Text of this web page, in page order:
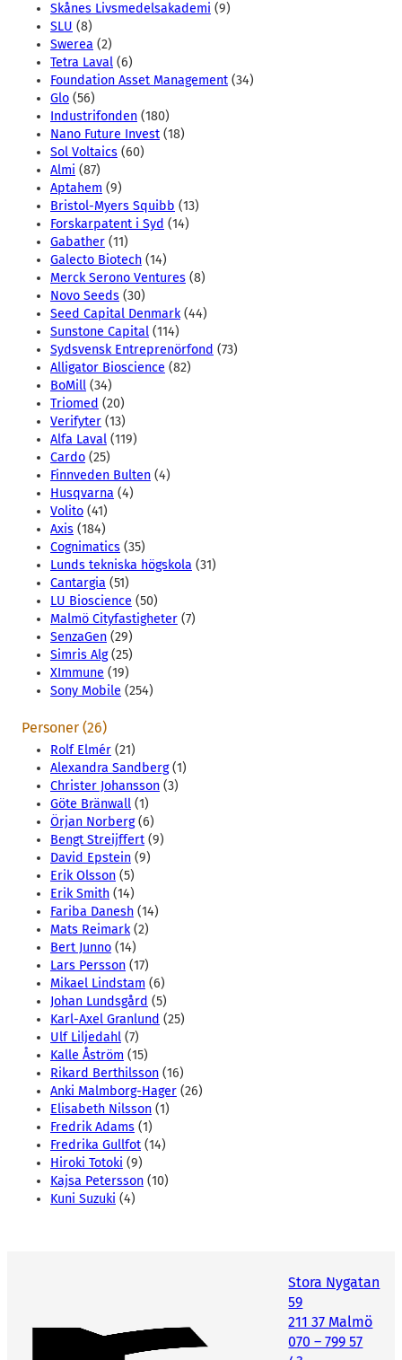
Skånes Livsmedelsakademi (9)
SLU (8)
Swerea (2)
Tetra Laval (6)
Foundation Asset Management (34)
Glo (56)
Industrifonden (180)
Nano Future Invest (18)
Sol Voltaics (60)
Almi (87)
Aptahem (9)
Bristol-Myers Squibb (13)
Forskarpatent i Syd (14)
Gabather (11)
Galecto Biotech (14)
Merck Serono Ventures (8)
Novo Seeds (30)
Seed Capital Denmark(44)
Sunstone Capital (114)
Sydsvensk Entreprenörfond (73)
Alligator Bioscience (82)
BoMill (34)
Triomed (20)
Verifyter (13)
Alfa Laval (119)
Cardo (25)
Finnveden Bulten (4)
Husqvarna (4)
Volito (41)
Axis (184)
Cognimatics (35)
Lunds tekniska högskola (31)
Cantargia (51)
LU Bioscience (50)
Malmö Cityfastigheter (7)
SenzaGen (29)
Simris Alg(25)
XImmune (19)
Sony Mobile (254)
Personer (26)
Rolf Elmér (21)
Alexandra Sandberg(1)
Christer Johansson (3)
Göte Bränwall (1)
Örjan Norberg(6)
Bengt Streijffert (9)
David Epstein (9)
Erik Olsson (5)
Erik Smith (14)
Fariba Danesh (14)
Mats Reimark(2)
Bert Junno (14)
Lars Persson (17)
Mikael Lindstam (6)
Johan Lundsgård (5)
Karl-Axel Granlund (25)
Ulf Liljedahl (7)
Kalle Åström (15)
Rikard Berthilsson (16)
Anki Malmborg-Hager (26)
Elisabeth Nilsson (1)
Fredrik Adams (1)
Fredrika Gullfot (14)
Hiroki Totoki (9)
Kajsa Petersson (10)
Kuni Suzuki (4)
Stora Nygatan
59
211 37 Malmö
070 – 799 57